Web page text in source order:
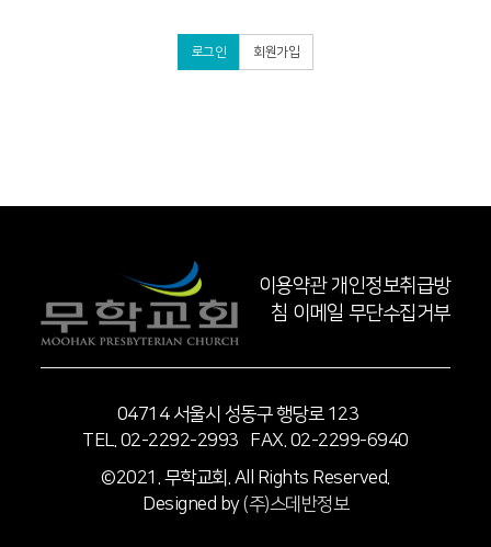
로그인 회원가입
이용약관 개인정보취급방
침 이메일 무단수집거부
04714 서울시 성동구 행당로 123
TEL. 02-2292-2993 FAX. 02-2299-6940
©2021. 무학교회. All Rights Reserved.
Designed by(주)스데반정보